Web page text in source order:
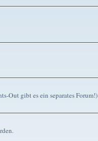
Out gibt es ein separates Forum!)